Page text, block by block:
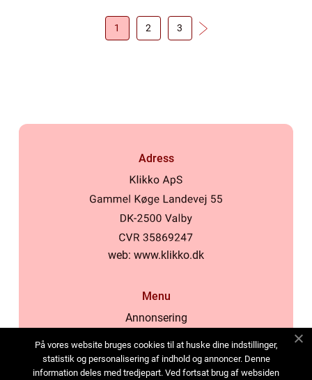
1 2 3
Adress
web: www.klikko.dk
Menu
Annonsering
Cookies
Kontakta oss
På vores website bruges cookies til at huske dine indstillinger,
statistik og personalisering af indhold og annoncer. Denne
information deles med tredjepart. Ved fortsat brug af websiden